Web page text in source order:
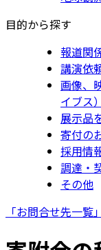
目的から探す
報道関
講演依
画像、
イブス）
展示品
寄付の
採用情
調達・
その他
「お問合せ先一覧」